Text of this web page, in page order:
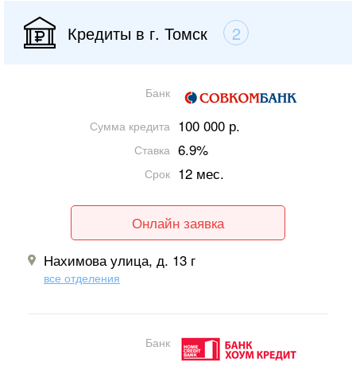
Кредиты в г. Томск 2
Банк
Сумма кредита 100 000 р.
Ставка 6.9%
Срок 12 мес.
Онлайн заявка
Нахимова улица, д. 13 г
все отделения
Банк